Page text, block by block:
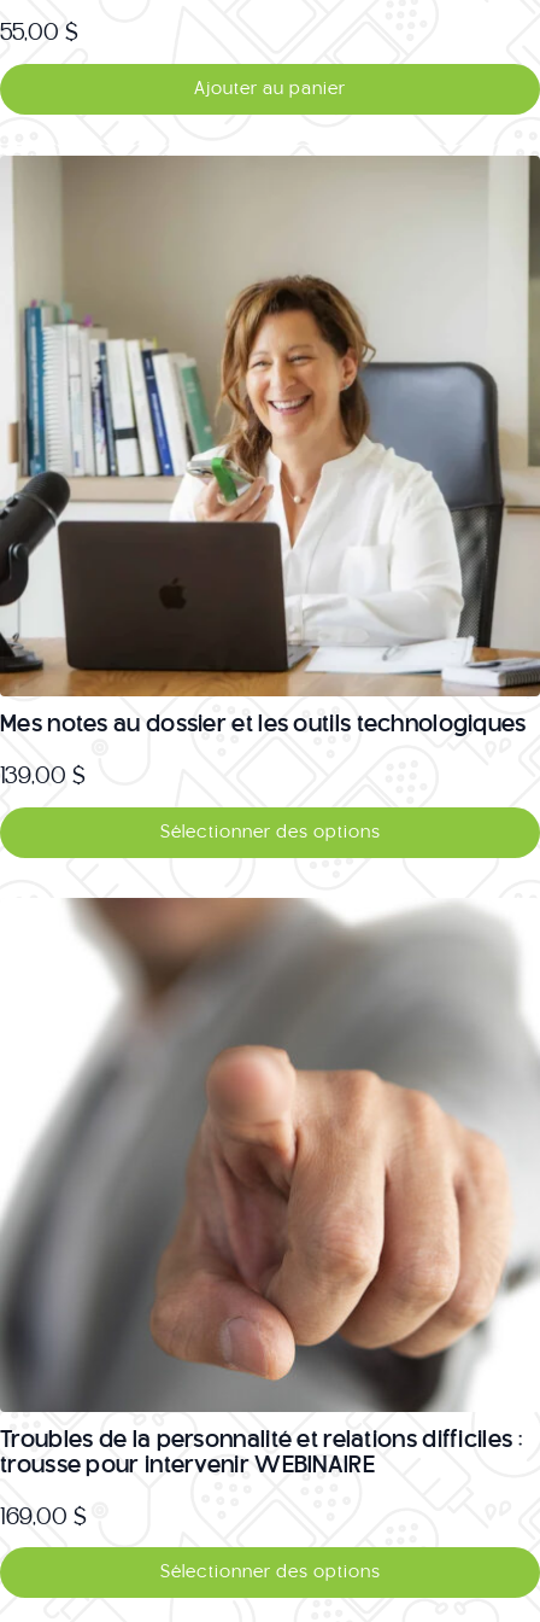
55,00 $
Ajouter au panier
Mes notes au dossier et les outils technologiques
139,00 $
Sélectionner des options
Ce
produit
plusieurs
variations.
choisies
page
du
produit
Troubles de la personnalité et relations difficiles :
trousse pour intervenir WEBINAIRE
169,00 $
Sélectionner des options
Ce
produit